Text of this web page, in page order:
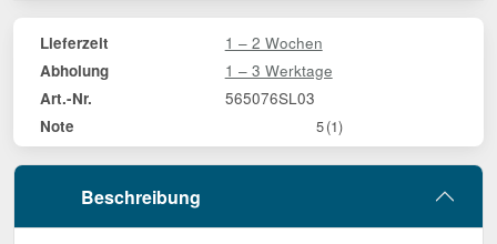
Lieferzeit 1 – 2 Wochen
Abholung 1 – 3 Werktage
Art.-Nr. 565076SL03
Note 5(1)
Beschreibung